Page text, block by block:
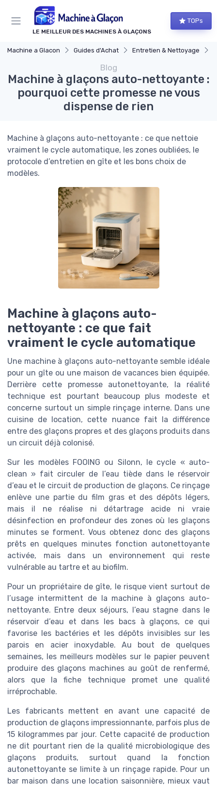
LE MEILLEUR DES MACHINES À GLAÇONS
TOPs
Machine a Glacon Guides d'Achat Entretien & Nettoyage
Blog
Machine à glaçons auto-nettoyante :
pourquoi cette promesse ne vous
dispense de rien
Machine à glaçons auto-nettoyante : ce que nettoie
vraiment le cycle automatique, les zones oubliées, le
protocole d’entretien en gîte et les bons choix de
modèles.
Machine à glaçons auto-
nettoyante : ce que fait
vraiment le cycle automatique
Une machine à glaçons auto-nettoyante semble idéale
pour un gîte ou une maison de vacances bien équipée.
Derrière cette promesse autonettoyante, la réalité
technique est pourtant beaucoup plus modeste et
concerne surtout un simple rinçage interne. Dans une
cuisine de location, cette nuance fait la différence
entre des glaçons propres et des glaçons produits dans
un circuit déjà colonisé.
Sur les modèles FOOING ou Silonn, le cycle « auto-
clean » fait circuler de l’eau tiède dans le réservoir
d’eau et le circuit de production de glaçons. Ce rinçage
enlève une partie du film gras et des dépôts légers,
mais il ne réalise ni détartrage acide ni vraie
désinfection en profondeur des zones où les glaçons
minutes se forment. Vous obtenez donc des glaçons
prêts en quelques minutes fonction autonettoyante
activée, mais dans un environnement qui reste
vulnérable au tartre et au biofilm.
Pour un propriétaire de gîte, le risque vient surtout de
l’usage intermittent de la machine à glaçons auto-
nettoyante. Entre deux séjours, l’eau stagne dans le
réservoir d’eau et dans les bacs à glaçons, ce qui
favorise les bactéries et les dépôts invisibles sur les
parois en acier inoxydable. Au bout de quelques
semaines, les meilleurs modèles sur le papier peuvent
produire des glaçons machines au goût de renfermé,
alors que la fiche technique promet une qualité
irréprochable.
Les fabricants mettent en avant une capacité de
production de glaçons impressionnante, parfois plus de
15 kilogrammes par jour. Cette capacité de production
ne dit pourtant rien de la qualité microbiologique des
glaçons produits, surtout quand la fonction
autonettoyante se limite à un rinçage rapide. Pour un
bar maison dans une location saisonnière, mieux vaut
Panneau de gestion des cookies